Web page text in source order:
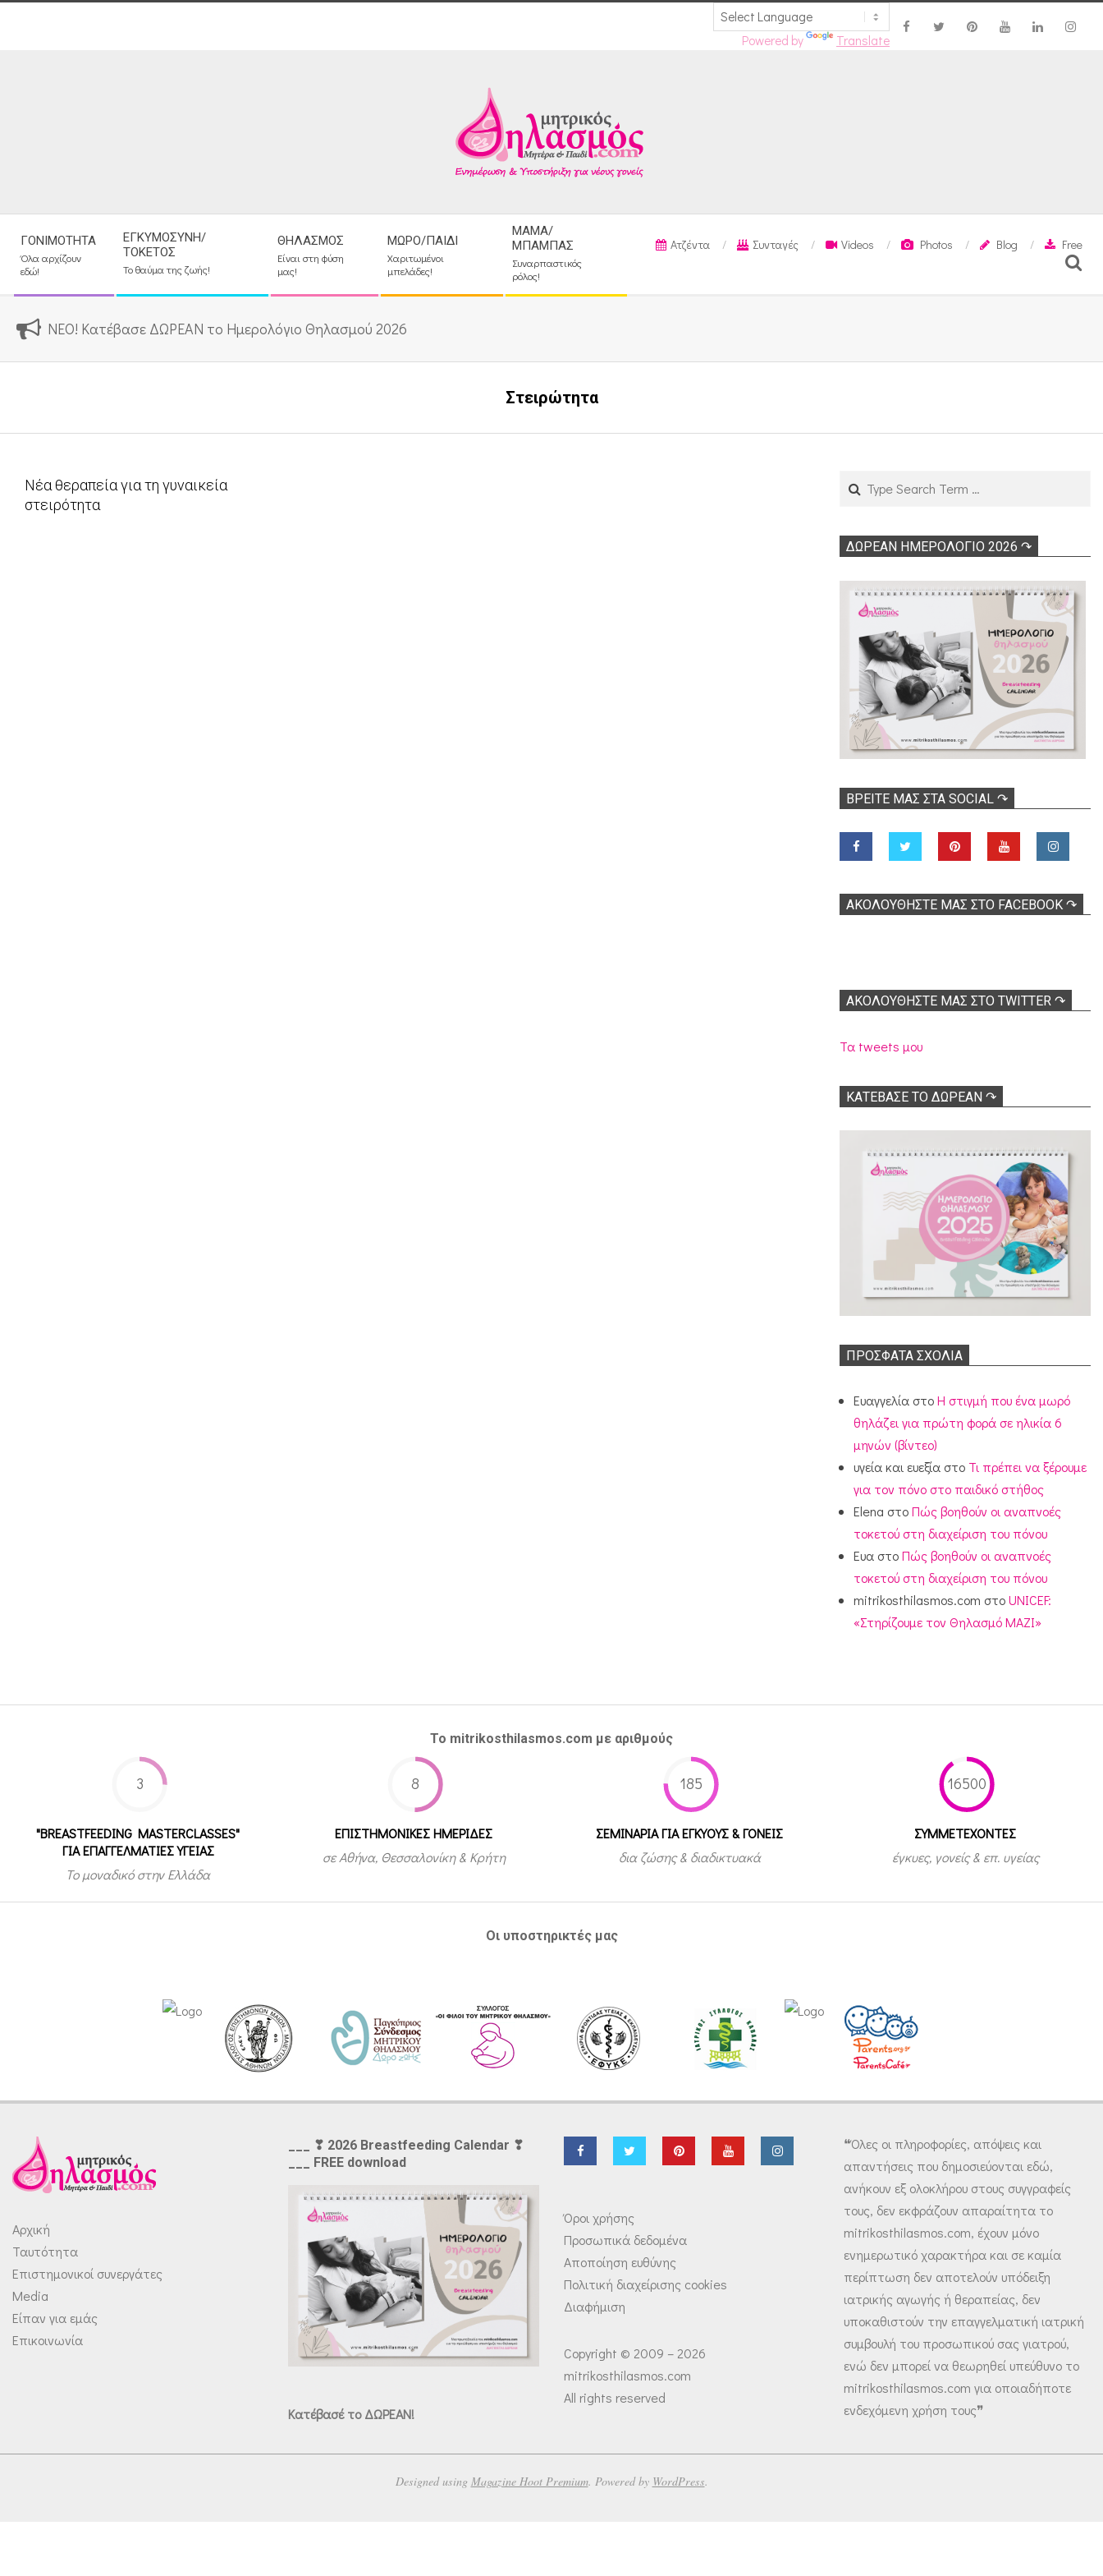
Powered by Translate
Navigation
Menu
ΓΟΝΙΜΌΤΗΤΑ
Όλα αρχίζουν
εδώ!
ΕΓΚΥΜΟΣΎΝΗ/
ΤΟΚΕΤΌΣ
Το θαύμα της ζωής!
ΘΗΛΑΣΜΌΣ
Είναι στη φύση
μας!
ΜΩΡΌ/ΠΑΙΔΊ
Χαριτωμένοι
μπελάδες!
ΜΑΜΆ/
ΜΠΑΜΠΆΣ
Συναρπαστικός
ρόλος!
Ατζέντα Συνταγές Videos Photos Blog
Free
Search
ΝΕΟ! Κατέβασε ΔΩΡΕΑΝ το Ημερολόγιο Θηλασμού 2026
Στειρώτητα
Νέα θεραπεία για τη γυναικεία
στειρότητα
Search
ΔΩΡΕΑΝ ΗΜΕΡΟΛΟΓΙΟ 2026 ↷
ΒΡΕΊΤΕ ΜΑΣ ΣΤΑ SOCIAL ↷
ΑΚΟΛOΥΘΉΣΤΕ ΜΑΣ ΣΤΟ FACEBOOK ↷
ΑΚΟΛΟΥΘΉΣΤΕ ΜΑΣ ΣΤΟ TWITTER ↷
Τα tweets μου
ΚΑΤΕΒΑΣΕ ΤΟ ΔΩΡΕΑΝ ↷
ΠΡΌΣΦΑΤΑ ΣΧΌΛΙΑ
Ευαγγελία στοΗ στιγμή που ένα μωρό
θηλάζει για πρώτη φορά σε ηλικία 6
μηνών (βίντεο)
υγεία και ευεξία στο Τι πρέπει να ξέρουμε
για τον πόνο στο παιδικό στήθος
Elena στοΠώς βοηθούν οι αναπνοές
τοκετού στη διαχείριση του πόνου
Ευα στοΠώς βοηθούν οι αναπνοές
τοκετού στη διαχείριση του πόνου
mitrikosthilasmos.com στοUNICEF:
«Στηρίζουμε τον Θηλασμό ΜΑΖΙ»
Το mitrikosthilasmos.com με αριθμούς
3
"BREASTFEEDING MASTERCLASSES"
ΓΙΑ ΕΠΑΓΓΕΛΜΑΤΙΕΣ ΥΓΕΙΑΣ
Το μοναδικό στην Ελλάδα
8
ΕΠΙΣΤΗΜΟΝΙΚΕΣ ΗΜΕΡΙΔΕΣ
σε Αθήνα, Θεσσαλονίκη & Κρήτη
185
ΣΕΜΙΝΑΡΙΑ ΓΙΑ ΕΓΚΥΟΥΣ & ΓΟΝΕΙΣ
δια ζώσης & διαδικτυακά
16500
ΣΥΜΜΕΤEΧΟΝΤΕΣ
έγκυες, γονείς & επ. υγείας
Οι υποστηρικτές μας
Αρχική
Ταυτότητα
Επιστημονικοί συνεργάτες
Media
Είπαν για εμάς
Επικοινωνία
___ ❣ 2026 Breastfeeding Calendar ❣
___ FREE download
Κατέβασέ το ΔΩΡΕΑΝ!
Όροι χρήσης
Προσωπικά δεδομένα
Αποποίηση ευθύνης
Πολιτική διαχείρισης cookies
Διαφήμιση
Copyright © 2009 – 2026
mitrikosthilasmos.com
All rights reserved
❝Όλες οι πληροφορίες, απόψεις και
απαντήσεις που δημοσιεύονται εδώ,
ανήκουν εξ ολοκλήρου στους συγγραφείς
τους, δεν εκφράζουν απαραίτητα το
mitrikosthilasmos.com, έχουν μόνο
ενημερωτικό χαρακτήρα και σε καμία
περίπτωση δεν αποτελούν υπόδειξη
ιατρικής αγωγής ή θεραπείας, δεν
υποκαθιστούν την επαγγελματική ιατρική
συμβουλή του προσωπικού σας γιατρού,
ενώ δεν μπορεί να θεωρηθεί υπεύθυνο το
mitrikosthilasmos.com για οποιαδήποτε
ενδεχόμενη χρήση τους❞
Designed using Magazine Hoot Premium. Powered by WordPress.